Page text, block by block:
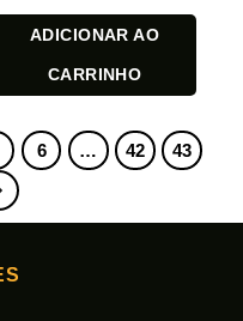
ADICIONAR AO
CARRINHO
6 … 42
43